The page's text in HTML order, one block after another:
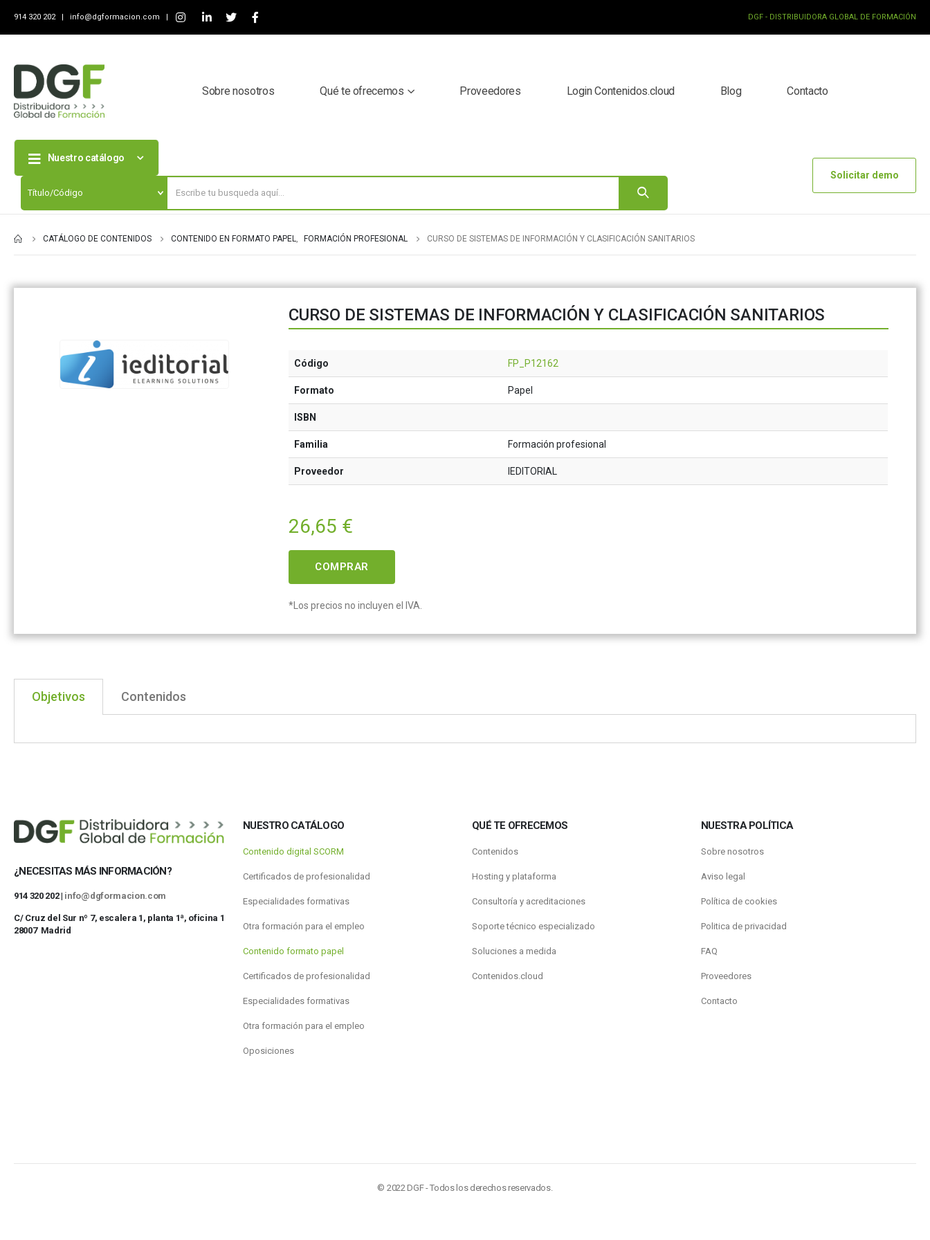
914 320 202 | info@dgformacion.com | DGF - DISTRIBUIDORA GLOBAL DE FORMACIÓN
Sobre nosotros Qué te ofrecemos Proveedores Login Contenidos.cloud Blog Contacto
Nuestro catálogo
Solicitar demo
CATÁLOGO DE CONTENIDOS CONTENIDO EN FORMATO PAPEL, FORMACIÓN PROFESIONAL CURSO DE SISTEMAS DE INFORMACIÓN Y CLASIFICACIÓN SANITARIOS
CURSO DE SISTEMAS DE INFORMACIÓN Y CLASIFICACIÓN SANITARIOS
Código FP_P12162
Formato Papel
ISBN
Familia Formación profesional
Proveedor IEDITORIAL
26,65 €
COMPRAR
*Los precios no incluyen el IVA.
Objetivos Contenidos
¿NECESITAS MÁS INFORMACIÓN?
914 320 202 | info@dgformacion.com
C/ Cruz del Sur nº 7, escalera 1, planta 1ª, oficina 1
28007 Madrid
NUESTRO CATÁLOGO
Contenido digital SCORM
Certificados de profesionalidad
Especialidades formativas
Otra formación para el empleo
Contenido formato papel
Certificados de profesionalidad
Especialidades formativas
Otra formación para el empleo
Oposiciones
QUÉ TE OFRECEMOS
Contenidos
Hosting y plataforma
Consultoría y acreditaciones
Soporte técnico especializado
Soluciones a medida
Contenidos.cloud
NUESTRA POLÍTICA
Sobre nosotros
Aviso legal
Política de cookies
Politica de privacidad
FAQ
Proveedores
Contacto
© 2022 DGF - Todos los derechos reservados.